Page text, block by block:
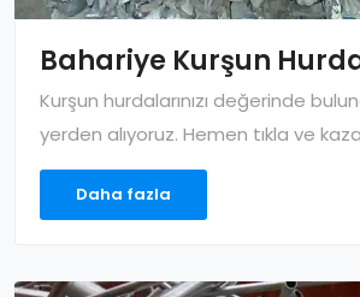
Bahariye Kurşun
Kurşun hurdalarınızı değerinde
yerden alıyoruz. Hemen tıkla ve
Daha fazla